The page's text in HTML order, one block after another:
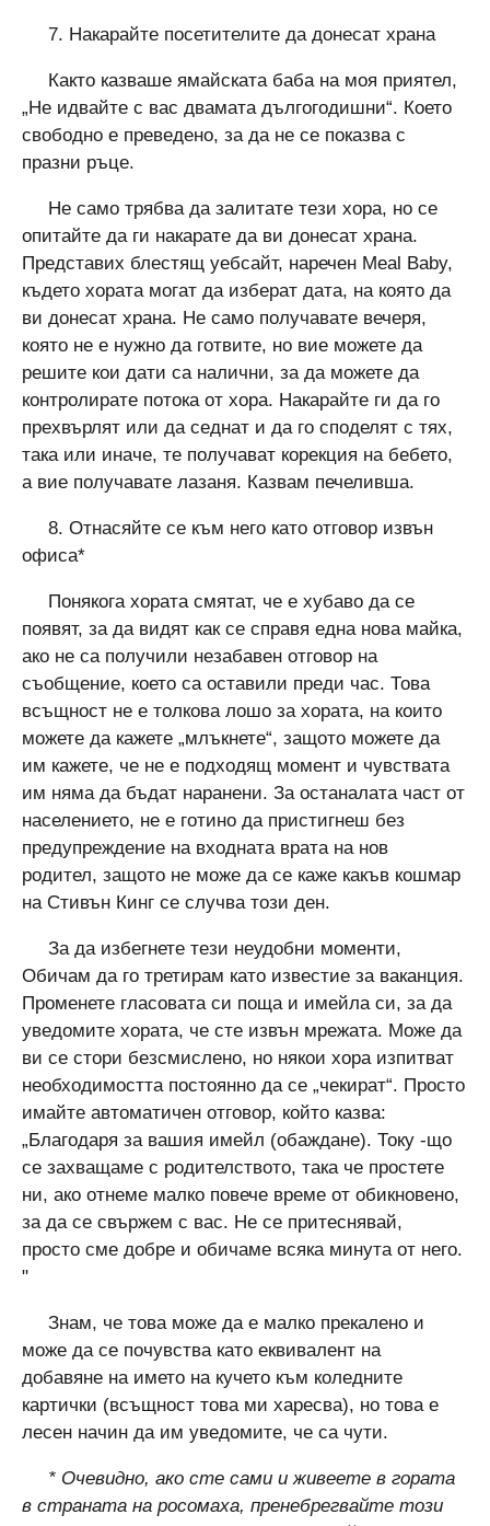
7. Накарайте посетителите да донесат храна
Както казваше ямайската баба на моя приятел,
„Не идвайте с вас двамата дългогодишни“. Което
свободно е преведено, за да не се показва с
празни ръце.
Не само трябва да залитате тези хора, но се
опитайте да ги накарате да ви донесат храна.
Представих блестящ уебсайт, наречен Meal Baby,
където хората могат да изберат дата, на която да
ви донесат храна. Не само получавате вечеря,
която не е нужно да готвите, но вие можете да
решите кои дати са налични, за да можете да
контролирате потока от хора. Накарайте ги да го
прехвърлят или да седнат и да го споделят с тях,
така или иначе, те получават корекция на бебето,
а вие получавате лазаня. Казвам печеливша.
8. Отнасяйте се към него като отговор извън
офиса*
Понякога хората смятат, че е хубаво да се
появят, за да видят как се справя една нова майка,
ако не са получили незабавен отговор на
съобщение, което са оставили преди час. Това
всъщност не е толкова лошо за хората, на които
можете да кажете „млъкнете“, защото можете да
им кажете, че не е подходящ момент и чувствата
им няма да бъдат наранени. За останалата част от
населението, не е готино да пристигнеш без
предупреждение на входната врата на нов
родител, защото не може да се каже какъв кошмар
на Стивън Кинг се случва този ден.
За да избегнете тези неудобни моменти,
Обичам да го третирам като известие за ваканция.
Променете гласовата си поща и имейла си, за да
уведомите хората, че сте извън мрежата. Може да
ви се стори безсмислено, но някои хора изпитват
необходимостта постоянно да се „чекират“. Просто
имайте автоматичен отговор, който казва:
„Благодаря за вашия имейл (обаждане). Току -що
се захващаме с родителството, така че простете
ни, ако отнеме малко повече време от обикновено,
за да се свържем с вас. Не се притеснявай,
просто сме добре и обичаме всяка минута от него.
"
Знам, че това може да е малко прекалено и
може да се почувства като еквивалент на
добавяне на името на кучето към коледните
картички (всъщност това ми харесва), но това е
лесен начин да им уведомите, че са чути.
* Очевидно, ако сте сами и живеете в гората
в страната на росомаха, пренебрегвайте този